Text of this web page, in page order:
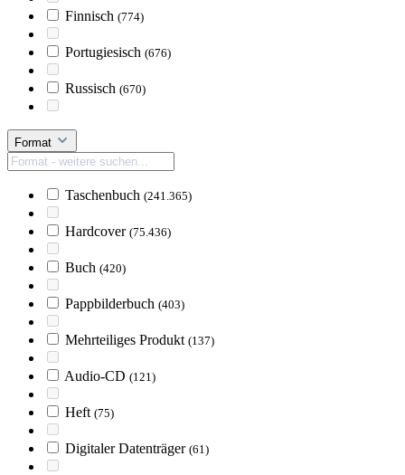
Finnisch (774)
Portugiesisch (676)
Russisch (670)
Format
Taschenbuch (241.365)
Hardcover (75.436)
Buch (420)
Pappbilderbuch (403)
Mehrteiliges Produkt (137)
Audio-CD (121)
Heft (75)
Digitaler Datenträger (61)